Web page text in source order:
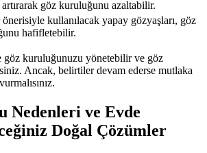
artırarak göz kuruluğunu azaltabilir.
kullanılacak yapay gözyaşları, göz
hafifletebilir.
kuruluğunuzu yönetebilir ve göz
Ancak, belirtiler devam ederse mutlaka
Nedenleri ve Evde
Doğal Çözümler